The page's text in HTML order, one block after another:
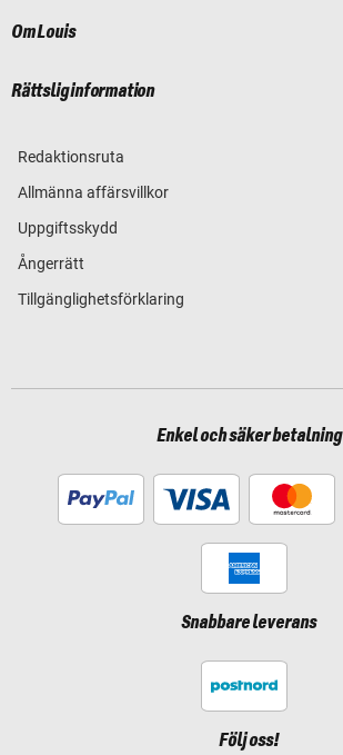
Om Louis
Rättslig information
Redaktionsruta
Allmänna affärsvillkor
Uppgiftsskydd
Ångerrätt
Tillgänglighetsförklaring
Enkel och säker betalning
Snabbare leverans
Följ oss!